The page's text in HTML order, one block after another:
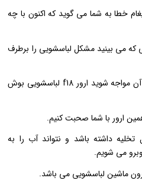
خطا به شما می گوید که اکنون با چه
که می بینید مشکل لباسشویی را برطرف
یکی از خطاهایی که ممکن است با آن مواجه شوید ارور f18 لباسشویی بوش
ارور با شما صحبت کنیم.
داشته باشد و نتواند آب را به
می شویم.
ماشین لباسشویی می باشد.